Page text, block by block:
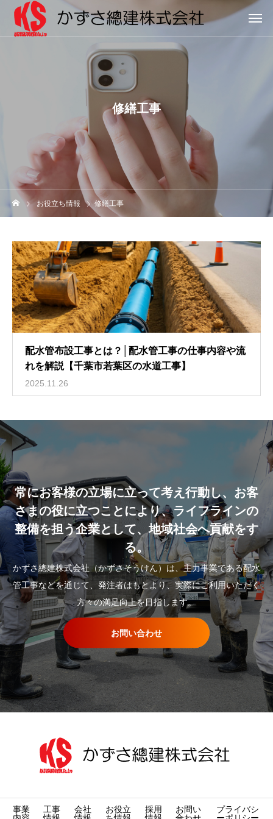
修繕工事
お役立ち情報 修繕工事
配水管布設工事とは？│配水管工事の仕事内容や流
れを解説【千葉市若葉区の水道工事】
2025.11.26
常にお客様の立場に立って考え行動し、お客
さまの役に立つことにより、ライフラインの
整備を担う企業として、地域社会へ貢献をす
る。
かずさ總建株式会社（かずさそうけん）は、主力事業である配水
管工事などを通じて、発注者はもとより、実際にご利用いただく
方々の満足向上を目指します。
お問い合わせ
事業
工事
会社
お役立
採用
お問い
プライバシ